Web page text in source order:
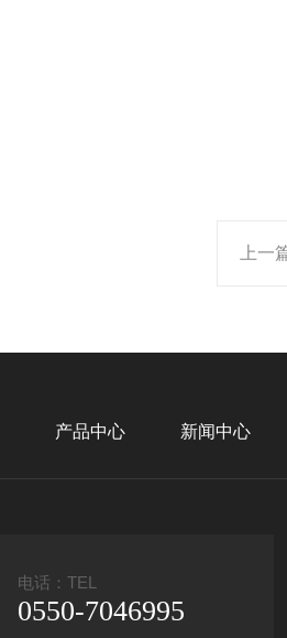
上一
产品中心 新闻中心
电话：TEL
0550-7046995